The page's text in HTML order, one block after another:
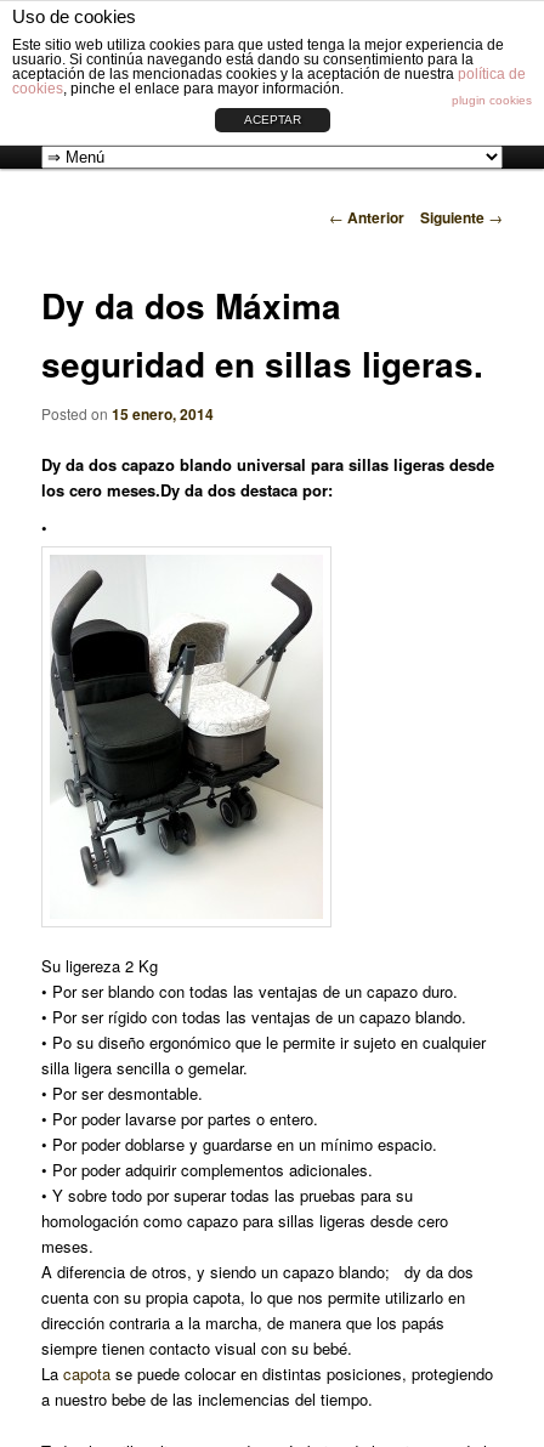
Uso de cookies
Este sitio web utiliza cookies para que usted tenga la mejor experiencia de
usuario. Si continúa navegando está dando su consentimiento para la
aceptación de las mencionadas cookies y la aceptación de nuestra política de
cookies, pinche el enlace para mayor información.
plugin cookies
ACEPTAR
VESTIDURAS ORIGINAL CIRCLE
Fabricación de vestiduras para carros de Bebé: Fundas, Sacos, Capotas,
Capazos, Sombrillas, Bolsos y Grupos cero.
Ir
principal
← Anterior Siguiente →
Dy da dos Máxima
seguridad en sillas ligeras.
Posted on15 enero, 2014
Dy da dos capazo blando universal para sillas ligeras desde
los cero meses.Dy da dos destaca por:
•
Su ligereza 2 Kg
• Por ser blando con todas las ventajas de un capazo duro.
• Por ser rígido con todas las ventajas de un capazo blando.
• Po su diseño ergonómico que le permite ir sujeto en cualquier
silla ligera sencilla o gemelar.
• Por ser desmontable.
• Por poder lavarse por partes o entero.
• Por poder doblarse y guardarse en un mínimo espacio.
• Por poder adquirir complementos adicionales.
• Y sobre todo por superar todas las pruebas para su
homologación como capazo para sillas ligeras desde cero
meses.
A diferencia de otros, y siendo un capazo blando; dy da dos
cuenta con su propia capota, lo que nos permite utilizarlo en
dirección contraria a la marcha, de manera que los papás
siempre tienen contacto visual con su bebé.
Lacapota se puede colocar en distintas posiciones, protegiendo
a nuestro bebe de las inclemencias del tiempo.